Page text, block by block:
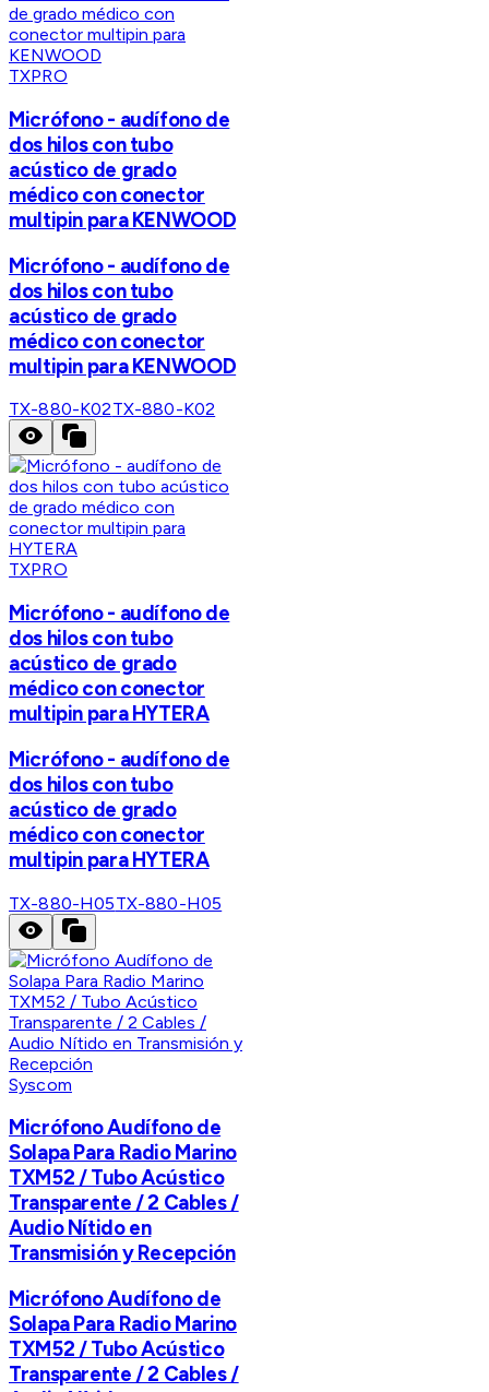
TXPRO
Micrófono - audífono de
dos hilos con tubo
acústico de grado
médico con conector
multipin para KENWOOD
Micrófono - audífono de
dos hilos con tubo
acústico de grado
médico con conector
multipin para KENWOOD
TX-880-K02TX-880-K02
TXPRO
Micrófono - audífono de
dos hilos con tubo
acústico de grado
médico con conector
multipin para HYTERA
Micrófono - audífono de
dos hilos con tubo
acústico de grado
médico con conector
multipin para HYTERA
TX-880-H05TX-880-H05
Syscom
Micrófono Audífono de
Solapa Para Radio Marino
TXM52 / Tubo Acústico
Transparente / 2 Cables /
Audio Nítido en
Transmisión y Recepción
Micrófono Audífono de
Solapa Para Radio Marino
TXM52 / Tubo Acústico
Transparente / 2 Cables /